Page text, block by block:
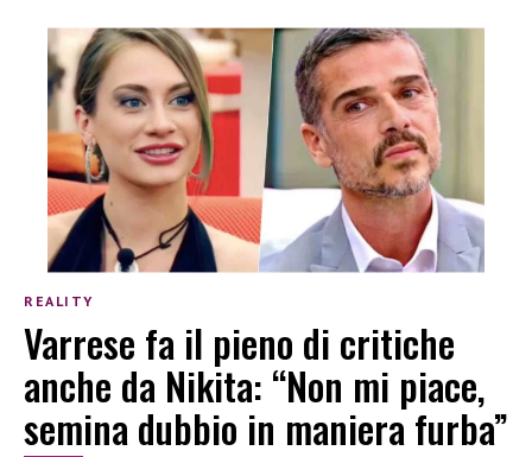
REALITY
Varrese fa il pieno di critiche
anche da Nikita: “Non mi piace,
semina dubbio in maniera furba”